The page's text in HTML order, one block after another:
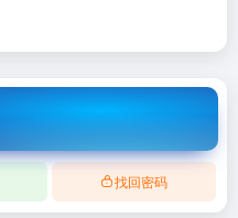
找回密码